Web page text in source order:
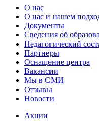
О нас
О нас и нашем
Документы
Сведения об
Педагогический
Партнеры
Оснащение центра
Вакансии
Мы в СМИ
Отзывы
Новости
Акции